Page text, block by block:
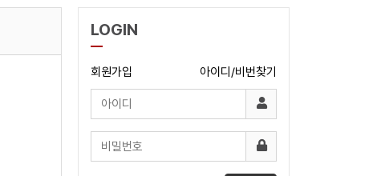
LOGIN
회원가입 아이디/비번찾기